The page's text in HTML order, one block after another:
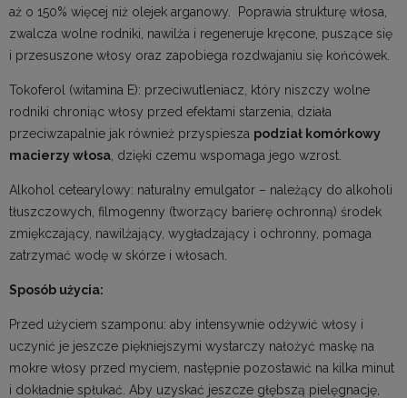
aż o 150% więcej niż olejek arganowy. Poprawia strukturę włosa,
zwalcza wolne rodniki, nawilża i regeneruje kręcone, puszące się
i przesuszone włosy oraz zapobiega rozdwajaniu się końcówek.
Tokoferol (witamina E): przeciwutleniacz, który niszczy wolne
rodniki chroniąc włosy przed efektami starzenia, działa
przeciwzapalnie jak również przyspiesza podział komórkowy
macierzy włosa , dzięki czemu wspomaga jego wzrost.
Alkohol cetearylowy: naturalny emulgator – należący do alkoholi
tłuszczowych, filmogenny (tworzący barierę ochronną) środek
zmiękczający, nawilżający, wygładzający i ochronny, pomaga
zatrzymać wodę w skórze i włosach.
Sposób użycia:
Przed użyciem szamponu: aby intensywnie odżywić włosy i
uczynić je jeszcze piękniejszymi wystarczy nałożyć maskę na
mokre włosy przed myciem, następnie pozostawić na kilka minut
i dokładnie spłukać. Aby uzyskać jeszcze głębszą pielęgnację,